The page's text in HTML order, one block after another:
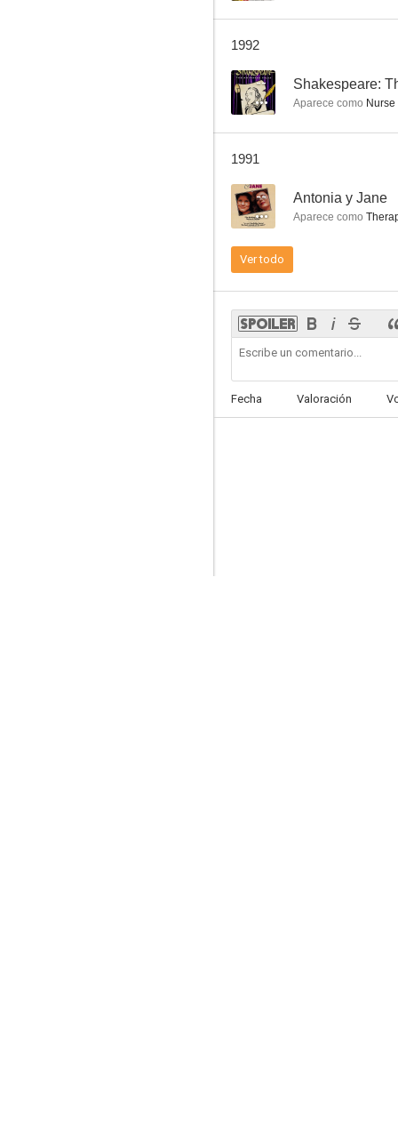
1992
-- Shakespeare:
Aparece como
1991
-- Antonia y Jane
Aparece como
Ver todo
Fecha Valoración